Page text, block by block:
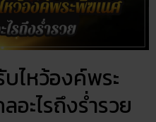
ไหว้องค์พระ
ะไรถึงร่ำรวย